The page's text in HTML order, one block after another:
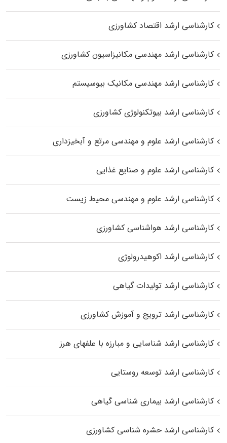
کارشناسی ارشد اقتصاد کشاورزی
کارشناسی ارشد مهندسی مکانیزاسیون کشاورزی
کارشناسی ارشد مهندسی مکانیک بیوسیستم
کارشناسی ارشد بیوتکنولوژی کشاورزی
کارشناسی ارشد علوم و مهندسی مرتع و آبخیزداری
کارشناسی ارشد علوم و صنایع غذایی
کارشناسی ارشد علوم و مهندسی محیط زیست
کارشناسی ارشد هواشناسی کشاورزی
کارشناسی ارشد اکوهیدرولوژی
کارشناسی ارشد تولیدات گیاهی
کارشناسی ارشد ترویج و آموزش کشاورزی
کارشناسی ارشد شناسایی و مبارزه با علفهای هرز
کارشناسی ارشد توسعه روستایی
کارشناسی ارشد بیماری‌ شناسی گیاهی
کارشناسی ارشد حشره‌ شناسی کشاورزی